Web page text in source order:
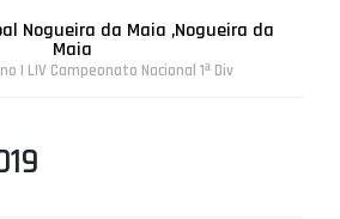
Nogueira da Maia ,Nogueira da
Maia
| LIV Campeonato Nacional 1ª Div